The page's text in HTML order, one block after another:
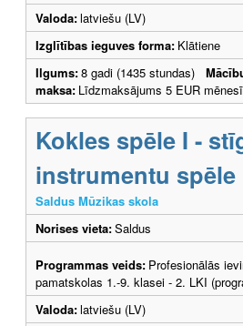
Valoda:latviešu (LV)
Izglītības ieguves forma: Klātiene
Ilgums:8 gadi (1435 stundas)
maksa: Līdzmaksājums 5 EUR mēnesī
Kokles spēle I -
instrumentu spēle
Saldus Mūzikas skola
Norises vieta:Saldus
Programmas veids: Profesionālās
pamatskolas 1.-9. klasei - 2. LKI
Valoda:latviešu (LV)